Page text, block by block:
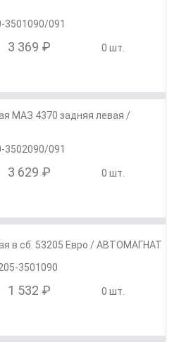
3501090/091
3 369 ₽ 0 шт.
МАЗ 4370 задняя левая /
3502090/091
3 629 ₽ 0 шт.
в сб. 53205 Евро / АВТОМАГНАТ
3501090
1 532 ₽ 0 шт.